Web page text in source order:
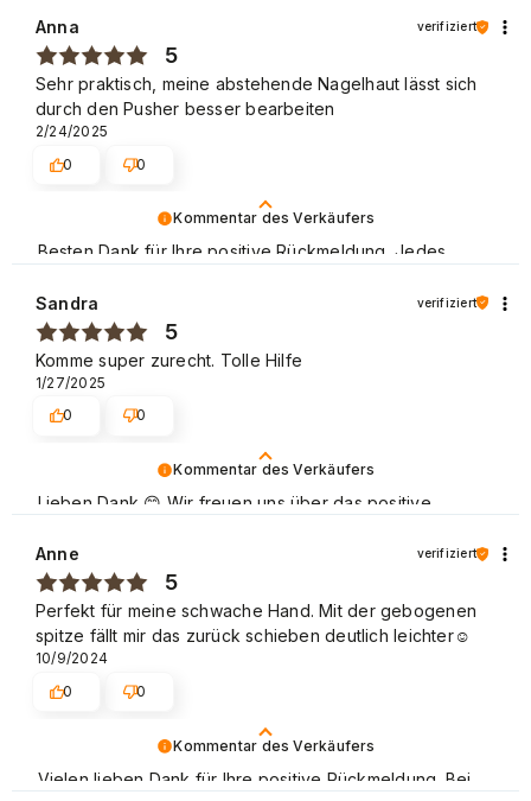
an erster Stelle und Ihre Bewertung bestätigt unsere
Bemühungen – lieben Dank noch einmal und wir hoffen
– bis bald! Schöne Grüße
Kommentar des Verkäufers
Besten Dank für Ihre positive Rückmeldung. Jedes
Dienstleistungen ständig zu verbessern. Liebe Grüße
Anna verifiziert
5
Sehr praktisch, meine abstehende Nagelhaut lässt sich
durch den Pusher besser bearbeiten
2/24/2025
0
0
Kommentar des Verkäufers
Lieben Dank 😊 Wir freuen uns über das positive
uns einkaufen. Beste Grüße
Sandra verifiziert
5
Komme super zurecht. Tolle Hilfe
1/27/2025
0
0
Kommentar des Verkäufers
Vielen lieben Dank für Ihre positive Rückmeldung. Bei
Anne verifiziert
5
Perfekt für meine schwache Hand. Mit der gebogenen
spitze fällt mir das zurück schieben deutlich leichter☺️
10/9/2024
0
0